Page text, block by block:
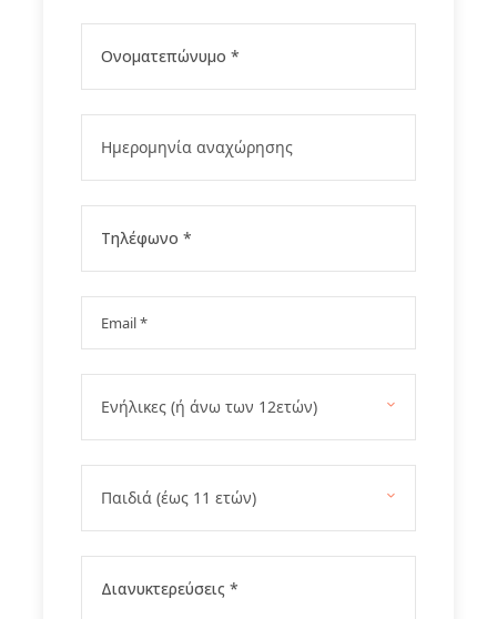
Πρόγραμμα
1η ημέρα Αθήνα – Βόλος – Αθανασάκειο
Αρχαιολογικό Μουσείο
2η ημέρα Τσαγκαράδα - Ζαγορά - Χάνια (Η
3η ημέρα Μηλιές (Τραινάκι του Πηλίου)